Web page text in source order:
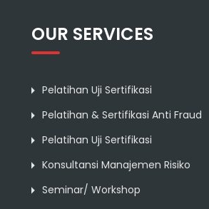
OUR SERVICES
Pelatihan Uji Sertifikasi
Pelatihan & Sertifikasi Anti Fraud
Pelatihan Uji Sertifikasi
Konsultansi Manajemen Risiko
Seminar/ Workshop